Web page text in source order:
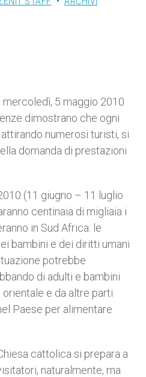
mercoledì, 5 maggio 2010
dimostrano che ogni
numerosi turisti, si
domanda di prestazioni
(11 giugno – 11 luglio
centinaia di migliaia i
in Sud Africa: le
bambini e dei diritti umani
potrebbe
di adulti e bambini
orientale e da altre parti
Paese per alimentare
cattolica si prepara a
naturalmente, ma